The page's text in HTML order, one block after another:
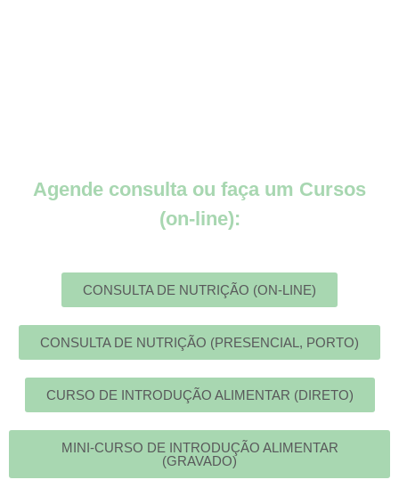
Agende consulta ou faça um Cursos
(on-line):
CONSULTA DE NUTRIÇÃO (ON-LINE)
CONSULTA DE NUTRIÇÃO (PRESENCIAL, PORTO)
CURSO DE INTRODUÇÃO ALIMENTAR (DIRETO)
MINI-CURSO DE INTRODUÇÃO ALIMENTAR
(GRAVADO)